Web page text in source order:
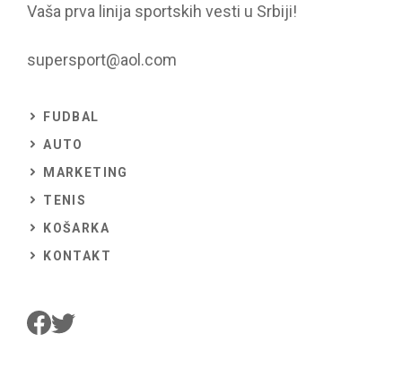
Vaša prva linija sportskih vesti u Srbiji!
supersport@aol.com
FUDBAL
AUTO
MARKETING
TENIS
KOŠARKA
KONTAKT